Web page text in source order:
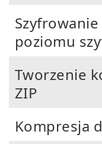
poziomu
Tworzenie
ZIP
Kompresja